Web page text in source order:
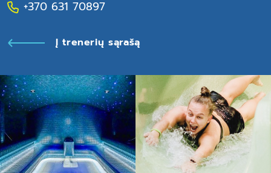
+370 631 70897
Į trenerių sąrašą